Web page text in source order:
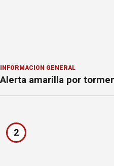
INFORMACION GENERAL
Alerta amarilla por
2